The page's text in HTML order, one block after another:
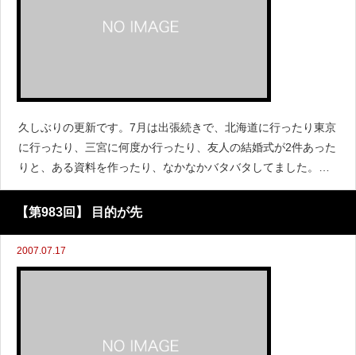
久しぶりの更新です。7月は出張続きで、北海道に行ったり東京
に行ったり、三宮に何度か行ったり、友人の結婚式が2件あった
りと、ある資料を作ったり、なかなかバタバタしてました。さ
て、僕は時々、突発的な物欲が沸くのですが、今欲しいのが革
製品。レザージャケットやパンツは秋から冬にかけて
【第983回】 目的が先
2007.07.17